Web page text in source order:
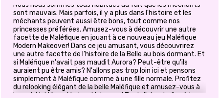
Nous nous sommes tous habitués au fait que les méchants
sont mauvais. Mais parfois, il y a plus dans l'histoire et les
méchants peuvent aussi être bons, tout comme nos
princesses préférées. Amusez-vous à découvrir une autre
facette de Maléfique en jouant à ce nouveau jeu Maléfique
Modern Makeover! Dans ce jeu amusant, vous découvrirez
une autre facette de l'histoire de la Belle au bois dormant. Et
si Maléfique n'avait pas maudit Aurora? Peut-être qu'ils
auraient pu être amis? N'allons pas trop loin ici et pensons
simplement à Maléfique comme à une fille normale. Profitez
du relooking élégant de la belle Maléfique et amusez-vous à
jouer à Maléfique Modern Makeover! Tout d'abord, allez à la